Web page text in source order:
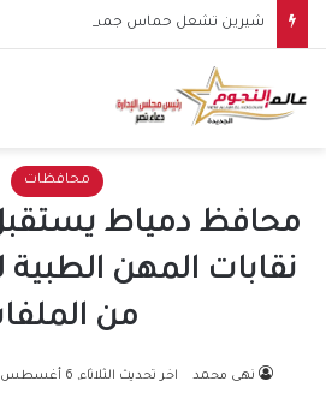
محافظات
محافظ دمياط
نقابات المهن
من
نهى محمد اخر تحديث الثلاثاء, 6 أغسطس 2024, 4:09 مساءً